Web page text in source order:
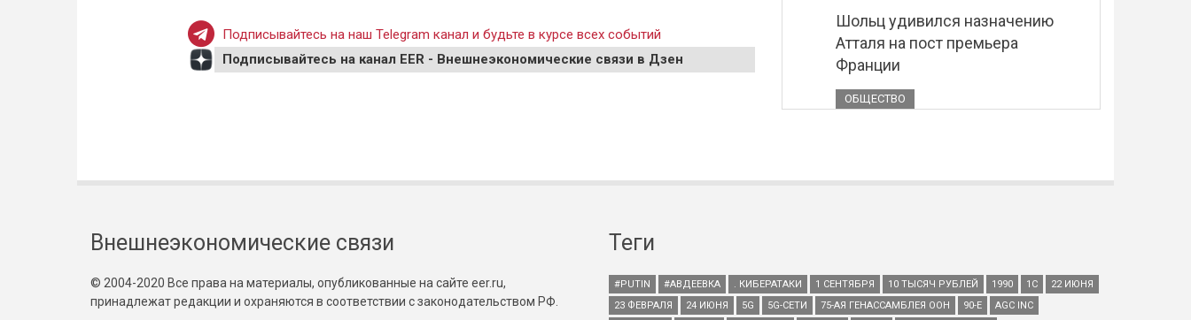
Подписывайтесь на наш Telegram канал и будьте в курсе всех событий
Подписывайтесь на канал EER - Внешнеэкономические связи в Дзен
Шольц удивился назначению
Атталя на пост премьера
Франции
ОБЩЕСТВО
Внешнеэкономические связи
© 2004-2020 Все права на материалы, опубликованные на сайте eer.ru,
принадлежат редакции и охраняются в соответствии с законодательством РФ.
Теги
#PUTIN #АВДЕЕВКА . КИБЕРАТАКИ 1 СЕНТЯБРЯ 10 ТЫСЯЧ РУБЛЕЙ 1990 1С
22 ИЮНЯ
23 ФЕВРАЛЯ
24 ИЮНЯ 5G 5G-СЕТИ 75-АЯ ГЕНАССАМБЛЕЯ ООН 90-Е
AGC INC